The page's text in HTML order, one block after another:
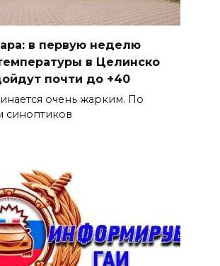
в первую неделю
в Целинско
почти до +40
очень жарким. По
синоптиков